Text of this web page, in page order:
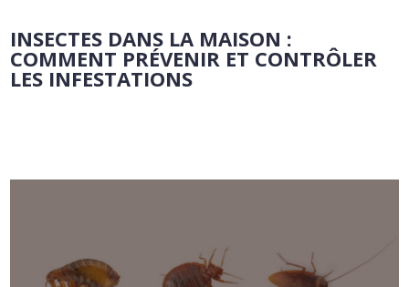
INSECTES DANS LA MAISON :
COMMENT PRÉVENIR ET CONTRÔLER
LES INFESTATIONS